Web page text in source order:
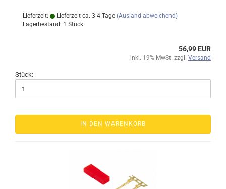
Lieferzeit: Lieferzeit ca. 3-4 Tage (Ausland abweichend)
Lagerbestand: 1 Stück
56,99 EUR
inkl. 19% MwSt. zzgl. Versand
Stück:
IN DEN WARENKORB